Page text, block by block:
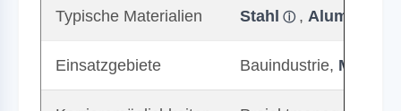
Typische Materialien Stahl , Aluminium
Einsatzgebiete Bauindustrie,